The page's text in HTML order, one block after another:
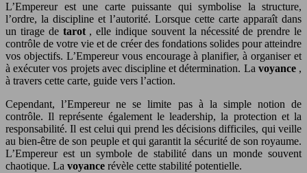
L’Empereur est une carte puissante qui symbolise la structure,
l’ordre, la discipline et l’autorité. Lorsque cette carte apparaît dans
un tirage de tarot , elle indique souvent la nécessité de prendre le
contrôle de votre vie et de créer des fondations solides pour atteindre
vos objectifs. L’Empereur vous encourage à planifier, à organiser et
à exécuter vos projets avec discipline et détermination. La voyance ,
à travers cette carte, guide vers l’action.
Cependant, l’Empereur ne se limite pas à la simple notion de
contrôle. Il représente également le leadership, la protection et la
responsabilité. Il est celui qui prend les décisions difficiles, qui veille
au bien-être de son peuple et qui garantit la sécurité de son royaume.
L’Empereur est un symbole de stabilité dans un monde souvent
chaotique. La voyance révèle cette stabilité potentielle.